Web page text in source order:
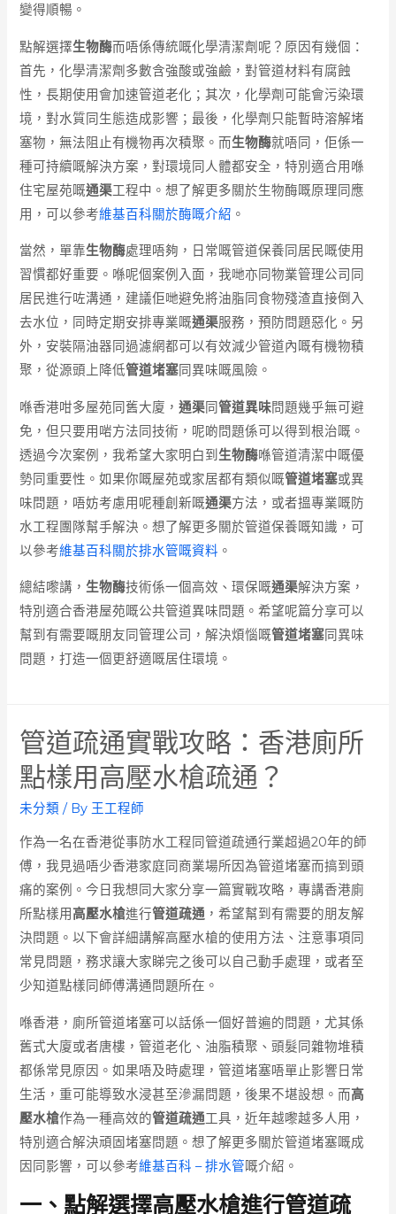
變得順暢。
點解選擇生物酶而唔係傳統嘅化學清潔劑呢？原因有幾個：
首先，化學清潔劑多數含強酸或強鹼，對管道材料有腐蝕
性，長期使用會加速管道老化；其次，化學劑可能會污染環
境，對水質同生態造成影響；最後，化學劑只能暫時溶解堵
塞物，無法阻止有機物再次積聚。而生物酶就唔同，佢係一
種可持續嘅解決方案，對環境同人體都安全，特別適合用喺
住宅屋苑嘅通渠工程中。想了解更多關於生物酶嘅原理同應
用，可以參考維基百科關於酶嘅介紹 。
當然，單靠生物酶處理唔夠，日常嘅管道保養同居民嘅使用
習慣都好重要。喺呢個案例入面，我哋亦同物業管理公司同
居民進行咗溝通，建議佢哋避免將油脂同食物殘渣直接倒入
去水位，同時定期安排專業嘅通渠服務，預防問題惡化。另
外，安裝隔油器同過濾網都可以有效減少管道內嘅有機物積
聚，從源頭上降低管道堵塞同異味嘅風險。
喺香港咁多屋苑同舊大廈，通渠同管道異味問題幾乎無可避
免，但只要用啱方法同技術，呢啲問題係可以得到根治嘅。
透過今次案例，我希望大家明白到 生物酶喺管道清潔中嘅優
勢同重要性。如果你嘅屋苑或家居都有類似嘅管道堵塞或異
味問題，唔妨考慮用呢種創新嘅通渠方法，或者搵專業嘅防
水工程團隊幫手解決。想了解更多關於管道保養嘅知識，可
以參考維基百科關於排水管嘅資料 。
總結嚟講， 生物酶技術係一個高效、環保嘅通渠解決方案，
特別適合香港屋苑嘅公共管道異味問題。希望呢篇分享可以
幫到有需要嘅朋友同管理公司，解決煩惱嘅管道堵塞同異味
問題，打造一個更舒適嘅居住環境。
管道疏通實戰攻略：香港廁所
點樣用高壓水槍疏通？
未分類 / By 王工程師
作為一名在香港從事防水工程同管道疏通行業超過20年的師
傅，我見過唔少香港家庭同商業場所因為管道堵塞而搞到頭
痛的案例。今日我想同大家分享一篇實戰攻略，專講香港廁
所點樣用 高壓水槍進行管道疏通 ，希望幫到有需要的朋友解
決問題。以下會詳細講解高壓水槍的使用方法、注意事項同
常見問題，務求讓大家睇完之後可以自己動手處理，或者至
少知道點樣同師傅溝通問題所在。
喺香港，廁所管道堵塞可以話係一個好普遍的問題，尤其係
舊式大廈或者唐樓，管道老化、油脂積聚、頭髮同雜物堆積
都係常見原因。如果唔及時處理，管道堵塞唔單止影響日常
生活，重可能導致水浸甚至滲漏問題，後果不堪設想。而高
壓水槍作為一種高效的管道疏通工具，近年越嚟越多人用，
特別適合解決頑固堵塞問題。想了解更多關於管道堵塞嘅成
因同影響，可以參考維基百科 – 排水管嘅介紹。
一、點解選擇高壓水槍進行管道疏